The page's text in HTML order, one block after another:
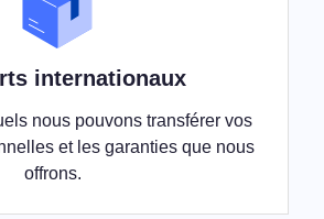
internationaux
nous pouvons transférer vos
et les garanties que nous
offrons.